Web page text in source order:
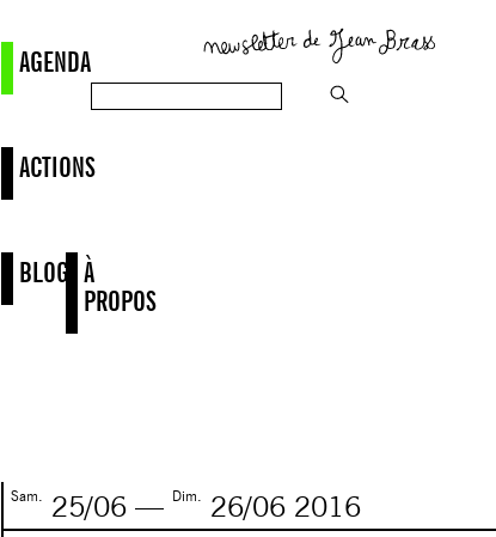
AGENDA
ACTIONS
BLOG À
PROPOS
Sam. 25/06 — Dim. 26/06 2016